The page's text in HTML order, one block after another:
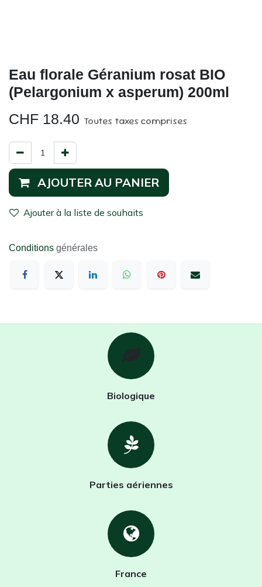
Eau florale Géranium rosat BIO
(Pelargonium x asperum) 200ml
CHF 18.40 Toutes taxes comprises
AJOUTER AU PANIER
Ajouter à la liste de souhaits
Conditions générales
Biologique
Parties aériennes
France